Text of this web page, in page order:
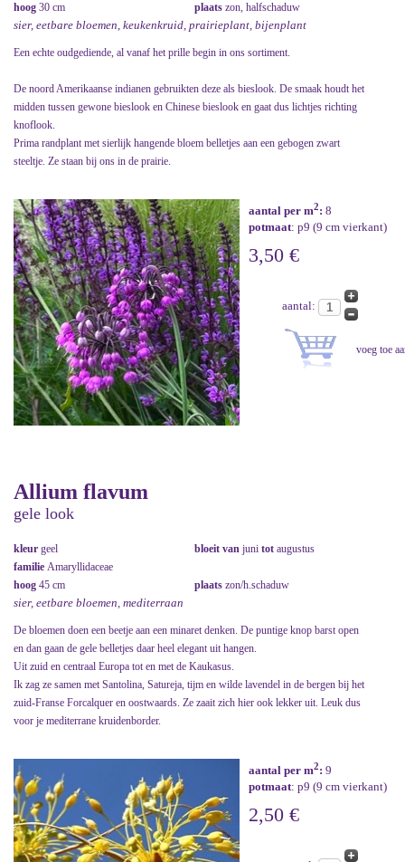
hoog 30 cm plaats zon, halfschaduw
sier, eetbare bloemen, keukenkruid, prairieplant, bijenplant
Een echte oudgediende, al vanaf het prille begin in ons sortiment.
De noord Amerikaanse indianen gebruikten deze als bieslook. De smaak houdt het
midden tussen gewone bieslook en Chinese bieslook en gaat dus lichtjes richting
knoflook.
Prima randplant met sierlijk hangende bloem belletjes aan een gebogen zwart
steeltje. Ze staan bij ons in de prairie.
aantal per m2: 8
potmaat: p9 (9 cm vierkant)
3,50 €
aantal:
Allium flavum
gele look
kleur geel bloeit van juni tot augustus
familie Amaryllidaceae
hoog 45 cm plaats zon/h.schaduw
sier, eetbare bloemen, mediterraan
De bloemen doen een beetje aan een minaret denken. De puntige knop barst open
en dan gaan de gele belletjes daar heel elegant uit hangen.
Uit zuid en centraal Europa tot en met de Kaukasus.
Ik zag ze samen met Santolina, Satureja, tijm en wilde lavendel in de bergen bij het
zuid-Franse Forcalquer en oostwaards. Ze zaait zich hier ook lekker uit. Leuk dus
voor je mediterrane kruidenborder.
aantal per m2: 9
potmaat: p9 (9 cm vierkant)
2,50 €